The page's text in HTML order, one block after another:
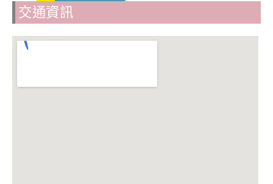
交通資訊